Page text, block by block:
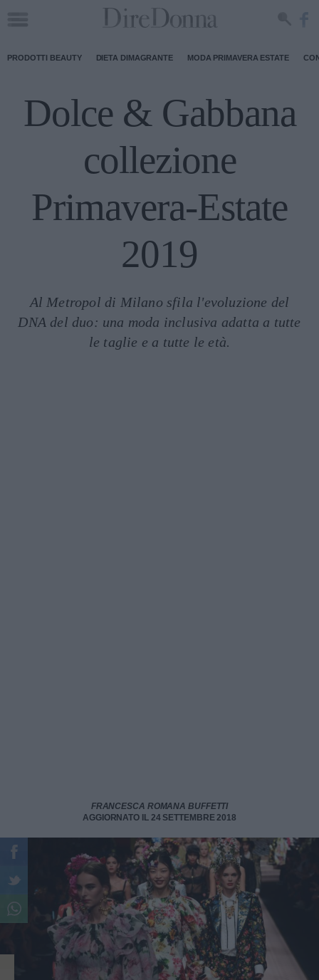
PRODOTTI BEAUTY DIETA DIMAGRANTE MODA PRIMAVERA ESTATE
Dolce & Gabbana
collezione
Primavera-Estate
2019
Al Metropol di Milano sfila l'evoluzione del
DNA del duo: una moda inclusiva adatta a tutte
le taglie e a tutte le età.
FRANCESCA ROMANA BUFFETTI
AGGIORNATO IL 24 SETTEMBRE 2018